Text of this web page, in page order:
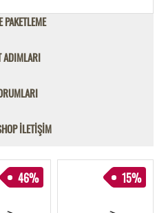
ADIMLARI
İLETİŞİM
46% 15%